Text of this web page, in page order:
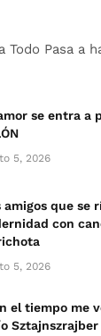
Todo Pasa a
se entra a
5, 2026
amigos que se
con
5, 2026
el tiempo me
Sztajnszrajber